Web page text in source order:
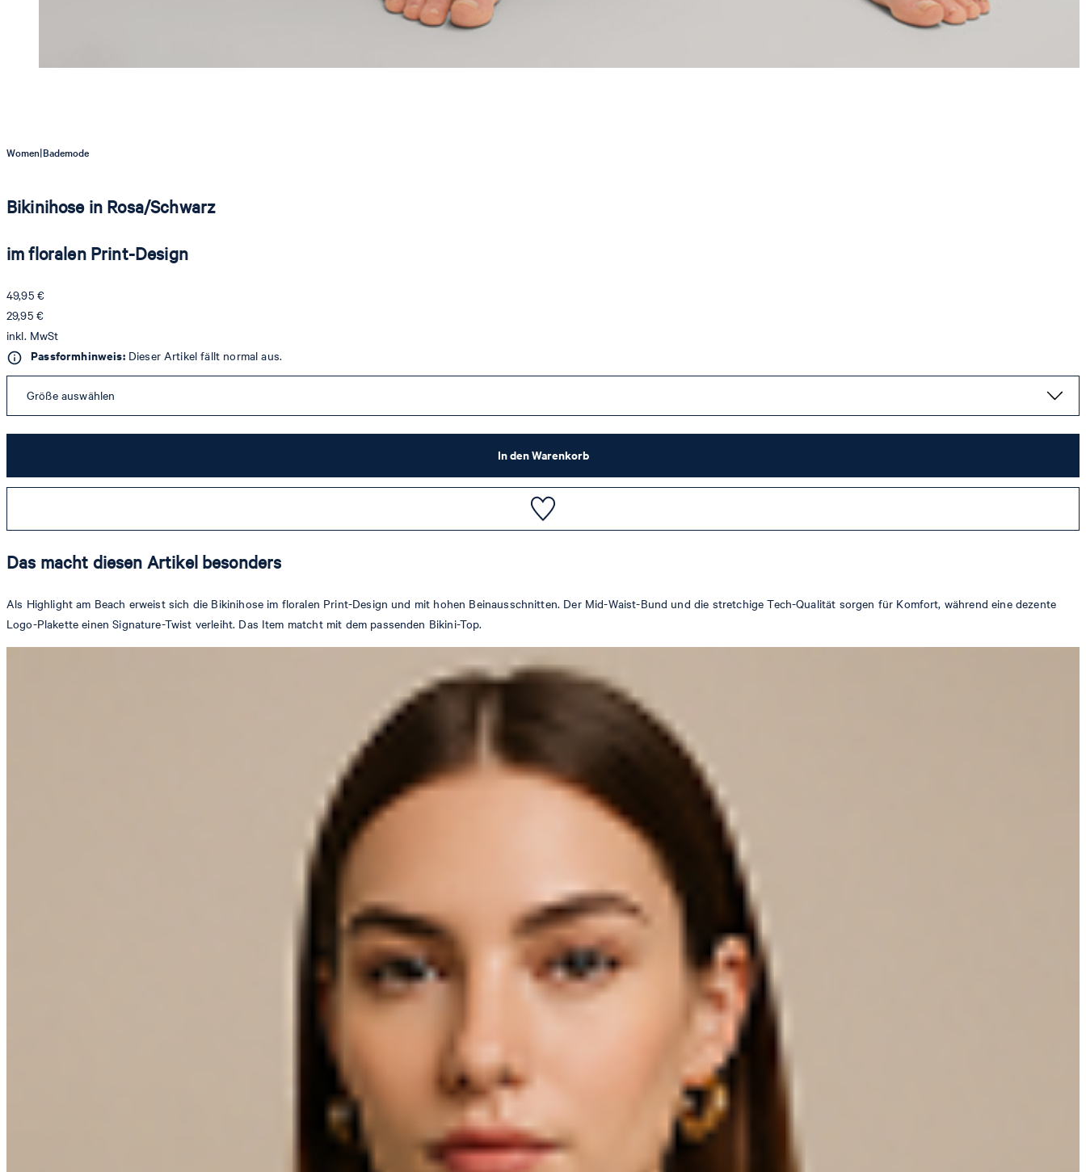
Women|Bademode
Bikinihose in Rosa/Schwarz
im floralen Print-Design
49,95 €
29,95 €
inkl. MwSt
Passformhinweis:Dieser Artikel fällt normal aus.
Größe auswählen
In den Warenkorb
Das macht diesen Artikel besonders
Als Highlight am Beach erweist sich die Bikinihose im floralen Print-Design und mit hohen Beinausschnitten. Der Mid-Waist-Bund und die stretchige Tech-Qualität sorgen für Komfort, während eine dezente
Logo-Plakette einen Signature-Twist verleiht. Das Item matcht mit dem passenden Bikini-Top.